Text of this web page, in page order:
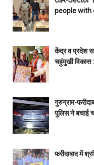
people with
केंद्र व प्रदेश
चहुंमुखी विकास
गुरुग्राम-
पुलिस ने बचाई
फरीदाबाद में